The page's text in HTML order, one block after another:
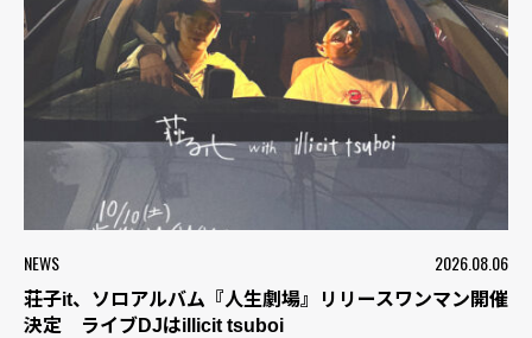
NEWS 2026.08.06
荘子it、ソロアルバム『人生劇場』リリースワンマン開催
決定 ライブDJはillicit tsuboi